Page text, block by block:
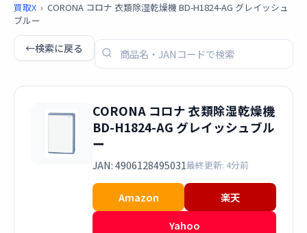
買取X › CORONA コロナ 衣類除湿乾燥機 BD-H1824-AG グレイッシュ
ブルー
←検索に戻る
CORONA コロナ 衣類除湿乾燥機
BD-H1824-AG グレイッシュブル
ー
JAN: 4906128495031最終更新: 4分前
Amazon
楽天
Yahoo